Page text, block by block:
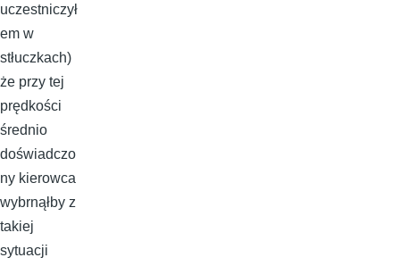
uczestniczył
em w
stłuczkach)
że przy tej
prędkości
średnio
doświadczo
ny kierowca
wybrnąłby z
takiej
sytuacji